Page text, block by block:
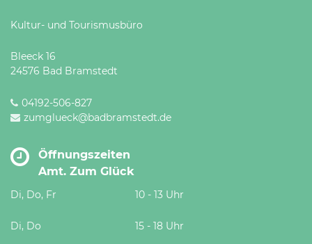
Kultur- und Tourismusbüro
Bleeck 16
24576 Bad Bramstedt
04192-506-827
zumglueck@badbramstedt.de
Öffnungszeiten
Amt. Zum Glück
Di, Do, Fr 10 - 13 Uhr
Di, Do 15 - 18 Uhr